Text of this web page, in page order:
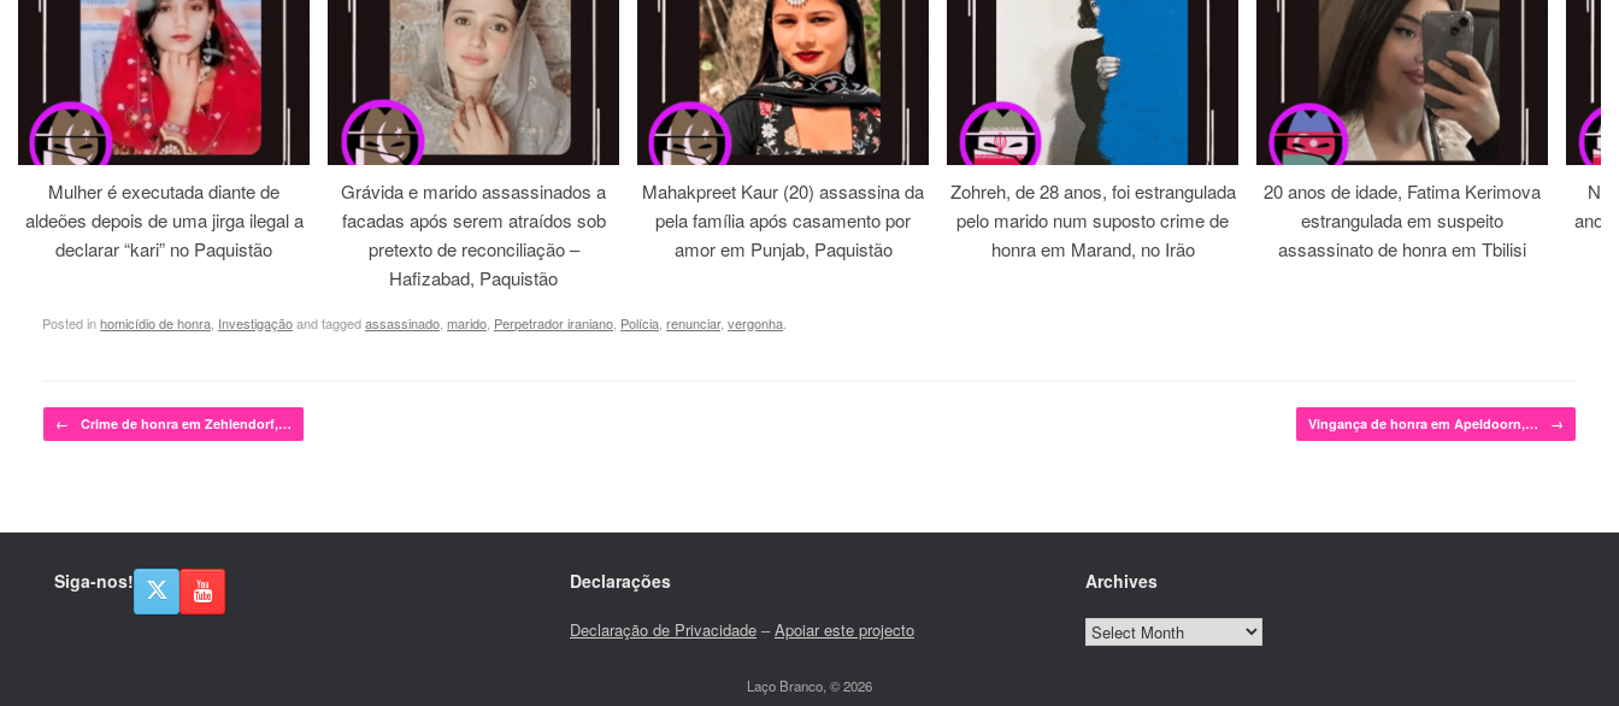
Mulher é executada diante de
aldeões depois de uma jirga ilegal a
declarar “kari” no Paquistão
Grávida e marido assassinados a
facadas após serem atraídos sob
pretexto de reconciliação –
Hafizabad, Paquistão
Mahakpreet Kaur (20) assassina da
pela família após casamento por
amor em Punjab, Paquistão
Zohreh, de 28 anos, foi estrangulada
pelo marido num suposto crime de
honra em Marand, no Irão
20 anos de idade, Fatima Kerimova
estrangulada em suspeito
assassinato de honra em Tbilisi
anos
Posted inhomicídio de honra Investigaçãoand taggedassassinado marido Perpetrador iraniano Polícia renunciar, vergonha
Post navigation
← Crime de honra em Zehlendorf,… Vingança de honra em Apeldoorn,… →
Siga-nos! Declarações
Declaração de Privacidade–Apoiar este projecto
Archives
Archives
Laço Branco, © 2026